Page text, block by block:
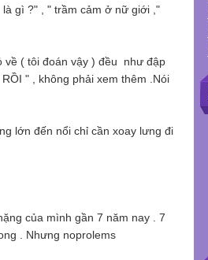
gì ?" , " trầm cảm ở nữ giới ,"
về ( tôi đoán vậy ) đều như đập
" , không phải xem thêm .Nói
lớn đến nổi chỉ cần xoay lưng đi
của mình gần 7 năm nay . 7
. Nhưng noprolems